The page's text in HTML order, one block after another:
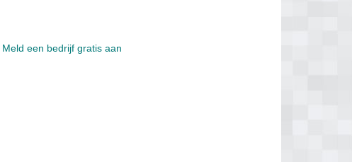
Meld een bedrijf gratis aan